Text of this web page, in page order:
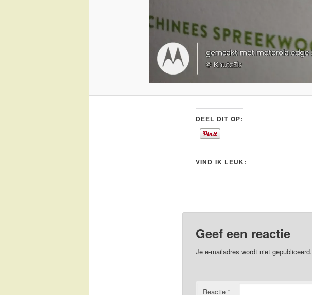
DEEL DIT OP:
VIND IK LEUK:
Geef een reactie
Je e-mailadres wordt niet gepubliceerd.
Reactie *